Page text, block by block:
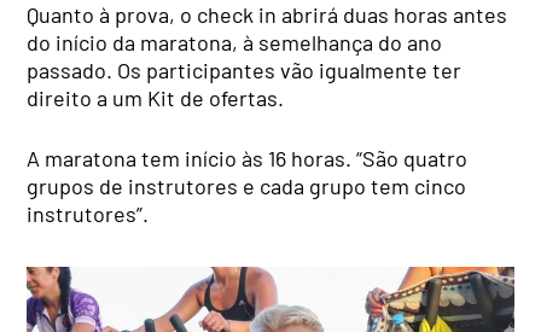
Quanto à prova, o check in abrirá duas horas antes
do início da maratona, à semelhança do ano
passado. Os participantes vão igualmente ter
direito a um Kit de ofertas.
A maratona tem início às 16 horas. “São quatro
grupos de instrutores e cada grupo tem cinco
instrutores”.